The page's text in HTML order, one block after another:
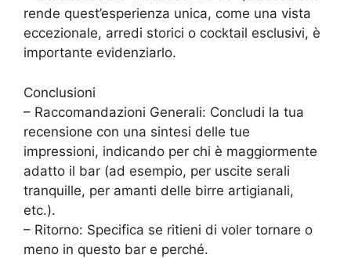
rende quest’esperienza unica, come una vista
eccezionale, arredi storici o cocktail esclusivi, è
importante evidenziarlo.
Conclusioni
– Raccomandazioni Generali: Concludi la tua
recensione con una sintesi delle tue
impressioni, indicando per chi è maggiormente
adatto il bar (ad esempio, per uscite serali
tranquille, per amanti delle birre artigianali,
etc.).
– Ritorno: Specifica se ritieni di voler tornare o
meno in questo bar e perché.